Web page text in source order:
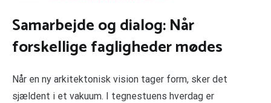
Samarbejde og dialog: Når
forskellige fagligheder mødes
Når en ny arkitektonisk vision tager form, sker det
sjældent i et vakuum. I tegnestuens hverdag er